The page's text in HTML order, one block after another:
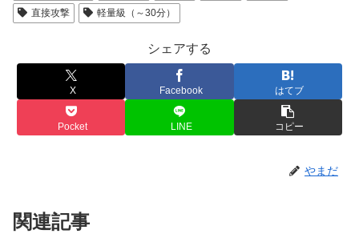
直接攻撃
軽量級（～30分）
シェアする
X Facebook はてブ
Pocket LINE コピー
やまだ
関連記事